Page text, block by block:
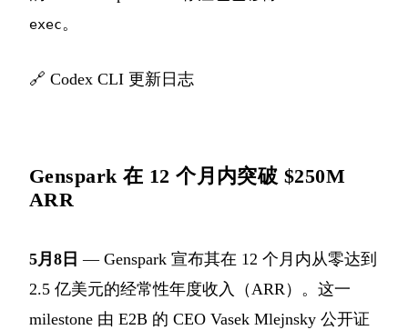
exec。
🔗 Codex CLI 更新日志
Genspark 在 12 个月内突破 $250M
ARR
5月8日 — Genspark 宣布其在 12 个月内从零达到
2.5 亿美元的经常性年度收入（ARR）。这一
milestone 由 E2B 的 CEO Vasek Mlejnsky 公开证